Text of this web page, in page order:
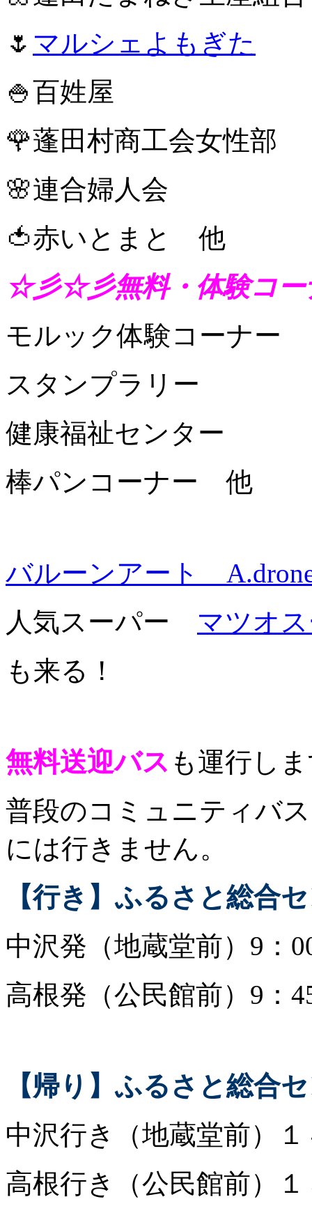
🌷 マルシェよもぎた
🍚百姓屋 🐇
🌹蓬田村商工会女
🌸連合婦人会 🍃
🍅赤いとまと 他
☆彡☆彡無料・体験コ
モルック体験コーナー
スタンプラリー
健康福祉センター
棒パンコーナー 他
バルーンアート
人気スーパー マツオ
も来る！
無料送迎バス も運行し
普段のコミュニティバ
には行きません。
【行き】ふるさと総合
中沢発（地蔵堂前）9：
高根発（公民館前）9：
【帰り】ふるさと総合
中沢行き（地蔵堂前）
高根行き（公民館前）